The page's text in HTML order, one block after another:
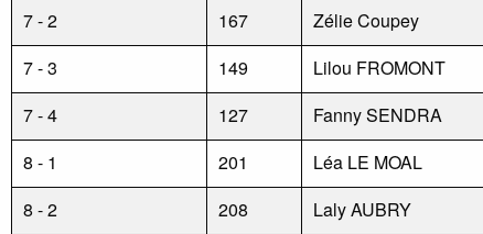
7 - 2
167 Zélie Coupey
7 - 3
149 Lilou FROMONT
7 - 4
127 Fanny SENDRA
8 - 1
201 Léa LE MOAL
8 - 2
208 Laly AUBRY